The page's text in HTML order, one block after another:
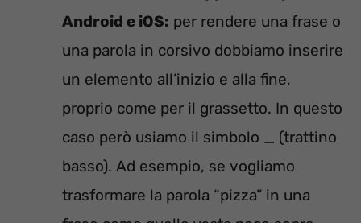
Android e iOS: per rendere una frase o
una parola in corsivo dobbiamo inserire
un elemento all’inizio e alla fine,
proprio come per il grassetto. In questo
caso però usiamo il simbolo _ (trattino
basso). Ad esempio, se vogliamo
trasformare la parola “pizza” in una